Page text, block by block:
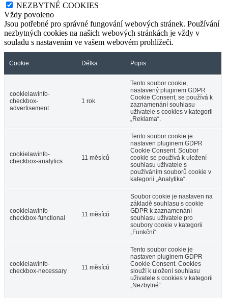
NEZBYTNÉ COOKIES
Vždy povoleno
Jsou potřebné pro správné fungování webových stránek. Používání
nezbytných cookies na našich webových stránkách je vždy v
souladu s nastavením ve vašem webovém prohlížeči.
Cookie Délka Popis
cookielawinfo-
checkbox-
advertisement
1 rok
Tento soubor cookie,
nastavený pluginem GDPR
Cookie Consent, se používá k
zaznamenání souhlasu
uživatele s cookies v kategorii
„Reklama“.
cookielawinfo-
checkbox-analytics
11 měsíců
Tento soubor cookie je
nastaven pluginem GDPR
Cookie Consent. Soubor
cookie se používá k uložení
souhlasu uživatele s
používáním souborů cookie v
kategorii „Analytika“.
cookielawinfo-
checkbox-functional
11 měsíců
Soubor cookie je nastaven na
základě souhlasu s cookie
GDPR k zaznamenání
souhlasu uživatele pro
soubory cookie v kategorii
„Funkční“.
cookielawinfo-
checkbox-necessary
11 měsíců
Tento soubor cookie je
nastaven pluginem GDPR
Cookie Consent. Cookies
slouží k uložení souhlasu
uživatele s cookies v kategorii
„Nezbytné“.